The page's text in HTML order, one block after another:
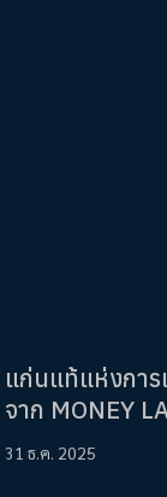
แก่นแท้แห่งการ
จาก MONEY
31 ธ.ค. 2025